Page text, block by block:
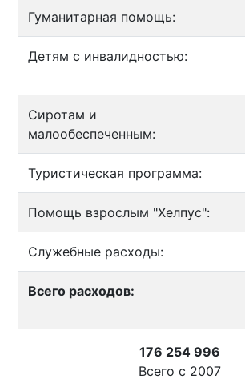
Гуманитарная помощь:
Детям с инвалидностью:
Сиротам и
малообеспеченным:
Туристическая программа:
Помощь взрослым "Хелпус":
Служебные расходы:
Всего расходов:
176 254 996
Всего с 2007